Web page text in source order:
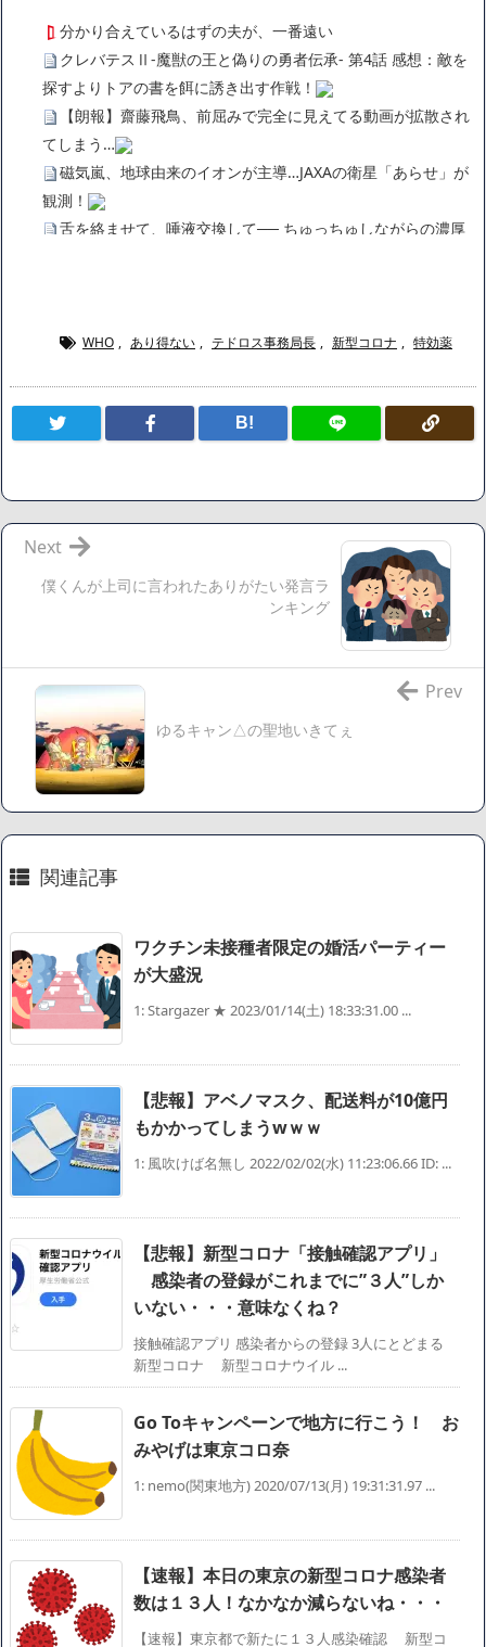
分かり合えているはずの夫が、一番遠い
クレバテスⅡ-魔獣の王と偽りの勇者伝承- 第4話 感想：敵を
探すよりトアの書を餌に誘き出す作戦！
【朗報】齋藤飛鳥、前屈みで完全に見えてる動画が拡散され
てしまう…
磁気嵐、地球由来のイオンが主導…JAXAの衛星「あらせ」が
観測！
舌を絡ませて、唾液交換して── ちゅっちゅしながらの濃厚
広末涼子さん、正気に戻ってしまい絶望する・・・「アカ
割減
【画像】さくまあきら「桃鉄の赤マスは実際に行ってみてク
【愕然】ワイ「豚バラ220gカリッカリになるまで焼いて重さ
調べたろww(2割3割減ったら御の字やろなあww)」→結
果・・・・・・・・・・・・・・・・・・・
【悲報】ジェネリック医薬品、4割が承認書と異なる製造だ
ったことが発覚「衝撃的な数字だ」
【速報】楽天グループ、減損損失約160億円と約700億円の繰
延税金資産の取崩し
【悲報】読売新聞、「避難所の自販機が壊されて窃盗され
WHO , あり得ない , テドロス事務局長 , 新型コロナ , 特効薬
B!
僕くんが上司に言われたありがたい発言ラ
ンキング
Next
ゆるキャン△の聖地いきてぇ
Prev
関連記事
ワクチン未接種者限定の婚活パーティー
が大盛況
1: Stargazer ★ 2023/01/14(土) 18:33:31.00 ...
【悲報】アベノマスク、配送料が10億円
もかかってしまうwｗｗ
1: 風吹けば名無し 2022/02/02(水) 11:23:06.66 ID: ...
【悲報】新型コロナ「接触確認アプリ」
感染者の登録がこれまでに”３人”しか
いない・・・意味なくね？
接触確認アプリ 感染者からの登録 3人にとどまる
新型コロナ 新型コロナウイル ...
Go Toキャンペーンで地方に行こう！ お
みやげは東京コロ奈
1: nemo(関東地方) 2020/07/13(月) 19:31:31.97 ...
【速報】本日の東京の新型コロナ感染者
数は１３人！なかなか減らないね・・・
【速報】東京都で新たに１３人感染確認 新型コ